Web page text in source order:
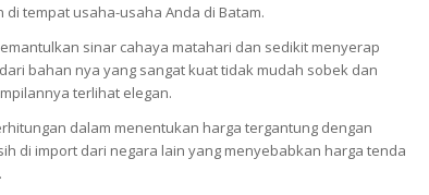
tempat usaha-usaha Anda di Batam.
sinar cahaya matahari dan sedikit menyerap
bahan nya yang sangat kuat tidak mudah sobek dan
terlihat elegan.
dalam menentukan harga tergantung dengan
di import dari negara lain yang menyebabkan harga tenda